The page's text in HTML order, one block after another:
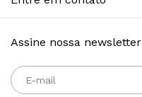
Assine nossa newsletter